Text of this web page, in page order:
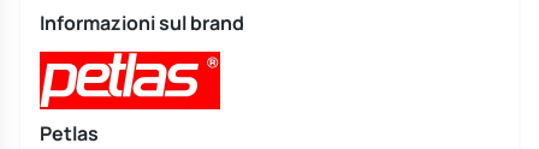
Informazioni sul brand
Petlas